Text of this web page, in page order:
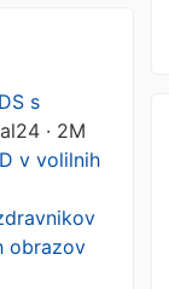
s
· 2M
v volilnih
obrazov